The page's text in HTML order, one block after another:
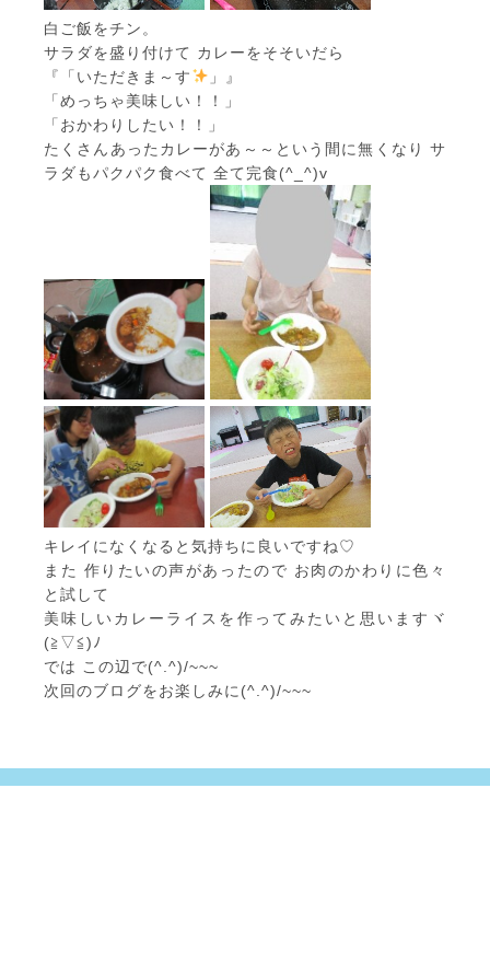
白ご飯をチン。
サラダを盛り付けて カレーをそそいだら
『「いただきま～す
」』
「めっちゃ美味しい！！」
「おかわりしたい！！」
たくさんあったカレーがあ～～という間に無くなり サ
ラダもパクパク食べて 全て完食(^_^)v
キレイになくなると気持ちに良いですね♡
また 作りたいの声があったので お肉のかわりに色々
と試して
美味しいカレーライスを作ってみたいと思いますヾ
(≧▽≦)ﾉ
では この辺で(^.^)/~~~
次回のブログをお楽しみに(^.^)/~~~